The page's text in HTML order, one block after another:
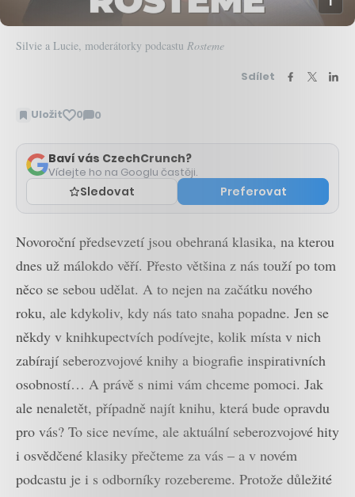
Silvie a Lucie, moderátorky podcastu Rosteme
Sdílet
Uložit 0 0
Zobrazit
Baví vás CzechCrunch?
Vídejte ho na Googlu častěji.
Sledovat Preferovat
Novoroční předsevzetí jsou obehraná klasika, na kterou
dnes už málokdo věří. Přesto většina z nás touží po tom
něco se sebou udělat. A to nejen na začátku nového
roku, ale kdykoliv, kdy nás tato snaha popadne. Jen se
někdy v knihkupectvích podívejte, kolik místa v nich
zabírají seberozvojové knihy a biografie inspirativních
osobností… A právě s nimi vám chceme pomoci. Jak
ale nenaletět, případně najít knihu, která bude opravdu
pro vás? To sice nevíme, ale aktuální seberozvojové hity
i osvědčené klasiky přečteme za vás – a v novém
podcastu je i s odborníky rozebereme. Protože důležité